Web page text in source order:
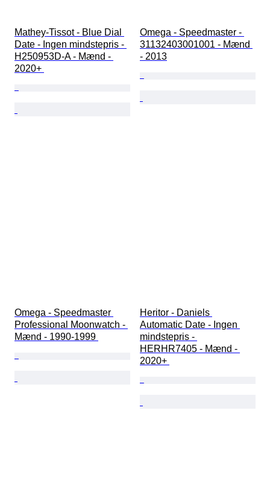
Mathey-Tissot - Blue Dial
Date - Ingen mindstepris -
H250953D-A - Mænd -
2020+
Omega - Speedmaster -
31132403001001 - Mænd
- 2013
Omega - Speedmaster
Professional Moonwatch -
Mænd - 1990-1999
Heritor - Daniels
Automatic Date - Ingen
mindstepris -
HERHR7405 - Mænd -
2020+